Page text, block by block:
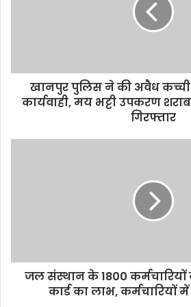
खानपुर पुलिस ने की अवैध
कार्यवाही, मय भट्टी उपकरण
गिरफ्तार
जल संस्थान के 1800
कार्ड का लाभ, कर्मचारियों